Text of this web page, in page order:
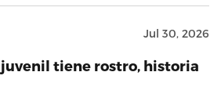
Jul 30, 2026
tiene rostro, historia